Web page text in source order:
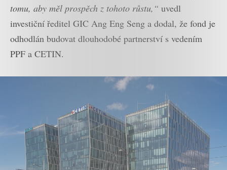
tomu, aby měl prospěch z tohoto růstu,“ uvedl
investiční ředitel GIC Ang Eng Seng a dodal, že fond je
odhodlán budovat dlouhodobé partnerství s vedením
PPF a CETIN.